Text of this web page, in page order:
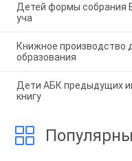
Детей формы собрания
уча
Книжное производство
образования
Дети АБК предыдущих
книгу